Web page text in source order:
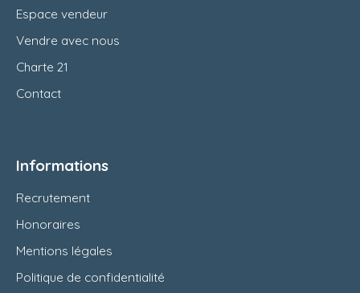
Espace vendeur
Vendre avec nous
Charte 21
Contact
Informations
Recrutement
Honoraires
Mentions légales
Politique de confidentialité